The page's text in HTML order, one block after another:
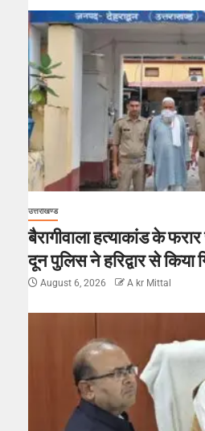
उत्तराखण्ड
बैरागीवाला हत्याकांड के
दून पुलिस ने हरिद्वार से किया
August 6, 2026 A kr Mittal